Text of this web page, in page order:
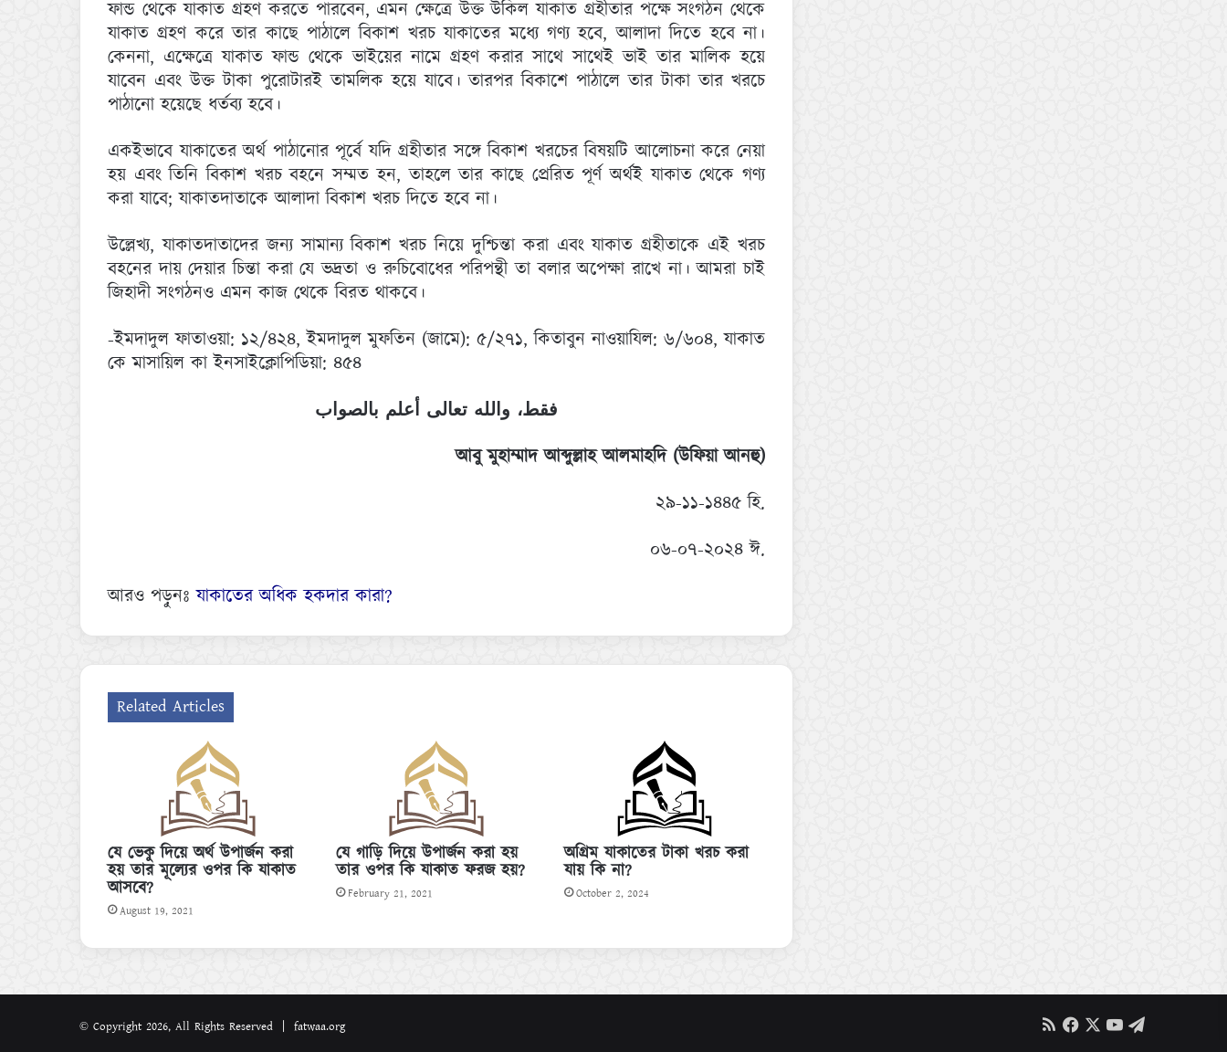
ফান্ড থেকে যাকাত গ্রহণ করতে পারবেন, এমন ক্ষেত্রে উক্ত উকিল যাকাত গ্রহীতার পক্ষে সংগঠন থেকে
যাকাত গ্রহণ করে তার কাছে পাঠালে বিকাশ খরচ যাকাতের মধ্যে গণ্য হবে, আলাদা দিতে হবে না।
কেননা, এক্ষেত্রে যাকাত ফান্ড থেকে ভাইয়ের নামে গ্রহণ করার সাথে সাথেই ভাই তার মালিক হয়ে
যাবেন এবং উক্ত টাকা পুরোটারই তামলিক হয়ে যাবে। তারপর বিকাশে পাঠালে তার টাকা তার খরচে
পাঠানো হয়েছে ধর্তব্য হবে।
একইভাবে যাকাতের অর্থ পাঠানোর পূর্বে যদি গ্রহীতার সঙ্গে বিকাশ খরচের বিষয়টি আলোচনা করে নেয়া
হয় এবং তিনি বিকাশ খরচ বহনে সম্মত হন, তাহলে তার কাছে প্রেরিত পূর্ণ অর্থই যাকাত থেকে গণ্য
করা যাবে; যাকাতদাতাকে আলাদা বিকাশ খরচ দিতে হবে না।
উল্লেখ্য, যাকাতদাতাদের জন্য সামান্য বিকাশ খরচ নিয়ে দুশ্চিন্তা করা এবং যাকাত গ্রহীতাকে এই খরচ
বহনের দায় দেয়ার চিন্তা করা যে ভদ্রতা ও রুচিবোধের পরিপন্থী তা বলার অপেক্ষা রাখে না। আমরা চাই
জিহাদী সংগঠনও এমন কাজ থেকে বিরত থাকবে।
-ইমদাদুল ফাতাওয়া: ১২/৪২৪, ইমদাদুল মুফতিন (জামে): ৫/২৭১, কিতাবুন নাওয়াযিল: ৬/৬০৪, যাকাত
কে মাসায়িল কা ইনসাইক্লোপিডিয়া: ৪৫৪
فقط، والله تعالى أعلم بالصواب
আবু মুহাম্মাদ আব্দুল্লাহ আলমাহদি (উফিয়া আনহু)
২৯-১১-১৪৪৫ হি.
০৬-০৭-২০২৪ ঈ.
আরও পড়ুনঃযাকাতের অধিক হকদার কারা?
Related Articles
যে ভেকু দিয়ে অর্থ উপার্জন করা
হয় তার মূল্যের ওপর কি যাকাত
আসবে?
August 19, 2021
যে গাড়ি দিয়ে উপার্জন করা হয়
তার ওপর কি যাকাত ফরজ হয়?
February 21, 2021
অগ্রিম যাকাতের টাকা খরচ করা
যায় কি না?
October 2, 2024
© Copyright 2026, All Rights Reserved | fatwaa.org RSS Facebook
X YouTube